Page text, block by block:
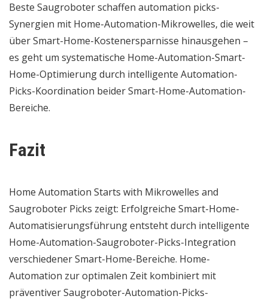
Beste Saugroboter schaffen automation picks-
Synergien mit Home-Automation-Mikrowelles, die weit
über Smart-Home-Kostenersparnisse hinausgehen –
es geht um systematische Home-Automation-Smart-
Home-Optimierung durch intelligente Automation-
Picks-Koordination beider Smart-Home-Automation-
Bereiche.
Fazit
Home Automation Starts with Mikrowelles and
Saugroboter Picks zeigt: Erfolgreiche Smart-Home-
Automatisierungsführung entsteht durch intelligente
Home-Automation-Saugroboter-Picks-Integration
verschiedener Smart-Home-Bereiche. Home-
Automation zur optimalen Zeit kombiniert mit
präventiver Saugroboter-Automation-Picks-